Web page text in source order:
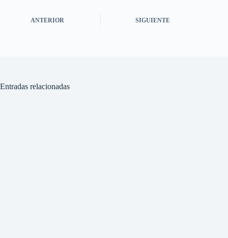
ANTERIOR SIGUIENTE
Entradas relacionadas